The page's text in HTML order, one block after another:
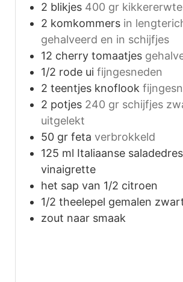
2 blikjes 400 gr
2 komkommers in
gehalveerd en in schijfjes
12 cherry tomaatjes
1/2 rode ui fijngesneden
2 teentjes knoflook
2 potjes 240 gr schijfjes
uitgelekt
50 gr feta verbrokkeld
125 ml Italiaanse
vinaigrette
het sap van 1/2 citroen
1/2 theelepel gemalen
zout naar smaak